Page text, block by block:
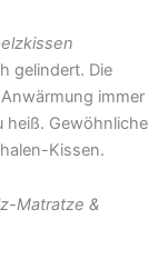
gelindert. Die
immer
heiß. Gewöhnliche
Kissen.
Matratze &